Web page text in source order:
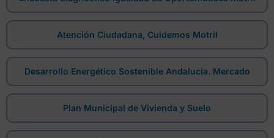
Atención Ciudadana, Cuidemos Motril
Desarrollo Energético Sostenible Andalucía. Mercado
Plan Municipal de Vivienda y Suelo